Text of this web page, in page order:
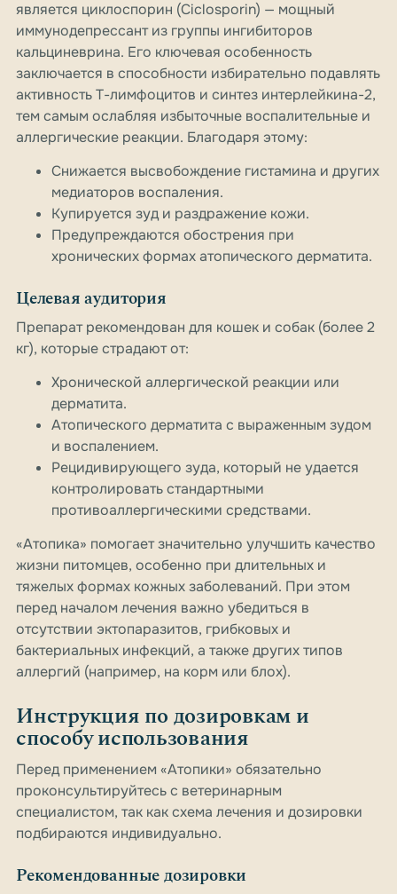
является циклоспорин (Ciclosporin) — мощный
иммунодепрессант из группы ингибиторов
кальциневрина. Его ключевая особенность
заключается в способности избирательно подавлять
активность Т-лимфоцитов и синтез интерлейкина-2,
тем самым ослабляя избыточные воспалительные и
аллергические реакции. Благодаря этому:
Снижается высвобождение гистамина и других
медиаторов воспаления.
Купируется зуд и раздражение кожи.
Предупреждаются обострения при
хронических формах атопического дерматита.
Целевая аудитория
Препарат рекомендован для кошек и собак (более 2
кг), которые страдают от:
Хронической аллергической реакции или
дерматита.
Атопического дерматита с выраженным зудом
и воспалением.
Рецидивирующего зуда, который не удается
контролировать стандартными
противоаллергическими средствами.
«Атопика» помогает значительно улучшить качество
жизни питомцев, особенно при длительных и
тяжелых формах кожных заболеваний. При этом
перед началом лечения важно убедиться в
отсутствии эктопаразитов, грибковых и
бактериальных инфекций, а также других типов
аллергий (например, на корм или блох).
Инструкция по дозировкам и
способу использования
Перед применением «Атопики» обязательно
проконсультируйтесь с ветеринарным
специалистом, так как схема лечения и дозировки
подбираются индивидуально.
Рекомендованные дозировки